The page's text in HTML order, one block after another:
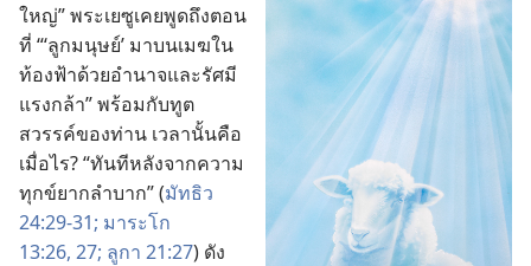
ใหญ่” พระ​เยซู​เคย​พูด​ถึง​ตอน​
ที่ “‘ลูก​มนุษย์’ มา​บน​เมฆ​ใน​
ท้องฟ้า​ด้วย​อำนาจ​และ​รัศมี​
แรง​กล้า” พร้อม​กับ​ทูต
สวรรค์​ของ​ท่าน เวลา​นั้น​คือ​
เมื่อ​ไร? “ทันที​หลัง​จาก​ความ​
ทุกข์​ยาก​ลำบาก” (มัทธิว
24:29-31; มาระโก
13:26, 27; ลูกา 21:27) ดัง​